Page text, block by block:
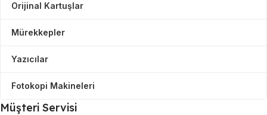
Orijinal Kartuşlar
Mürekkepler
Yazıcılar
Fotokopi Makineleri
Müşteri Servisi